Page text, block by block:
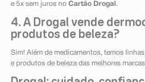
e 5x sem juros no Cartão Drogal .
4. A Drogal vende
produtos de beleza?
Sim! Além de medicamentos, temos
e produtos de beleza das melhores